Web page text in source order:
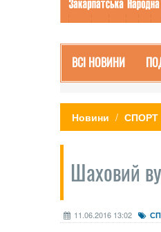
ВСІ НОВИНИ
Новини СПОРТ
Шаховий
11.06.2016 13:02